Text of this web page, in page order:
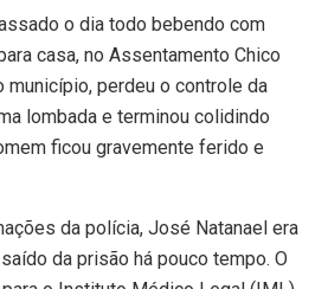
o dia todo bebendo com
casa, no Assentamento Chico
município, perdeu o controle da
lombada e terminou colidindo
ficou gravemente ferido e
da polícia, José Natanael era
da prisão há pouco tempo. O